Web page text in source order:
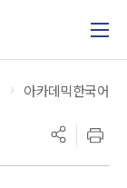
아카데믹한국어